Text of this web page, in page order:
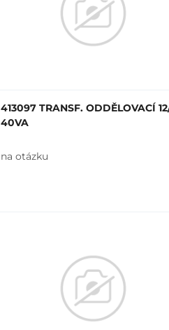
413097 TRANSF. ODDĚLOVACÍ
40VA
na otázku